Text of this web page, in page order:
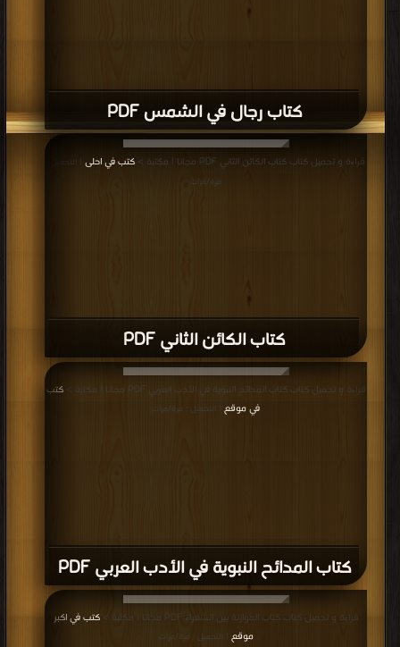
كتاب رجال في الشمس PDF
كتاب الكائن الثاني PDF
قراءة و تحميل كتاب كتاب الكائن الثاني PDF مجانا | مكتبة > كتب في احلى
| التحميل :
مرة/مرات
كتاب المدائح النبوية في الأدب العربي PDF
قراءة و تحميل كتاب كتاب المدائح النبوية في الأدب العربي PDF مجانا | مكتبة >
كتب
في موقع
| التحميل : مرة/مرات
قراءة و تحميل كتاب كتاب الموازنة بين الشعراء PDF مجانا | مكتبة >
كتب في اكبر
موقع
| التحميل : مرة/مرات